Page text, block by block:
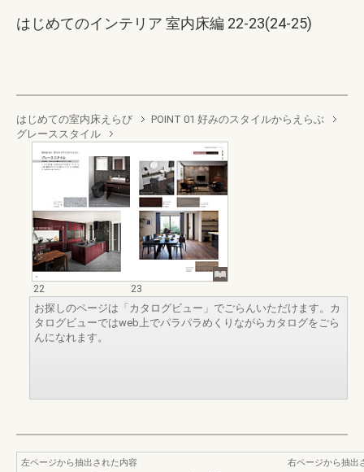
はじめてのインテリア 室内床編 22-23(24-25)
はじめての室内床えらび
POINT 01 好みのスタイルからえらぶ
グレーススタイル
22
23
お探しのページは「カタログビュー」でごらんいただけます。カ
タログビューではweb上でパラパラめくりながらカタログをごら
んになれます。
左ページから抽出された内容
右ページから抽出